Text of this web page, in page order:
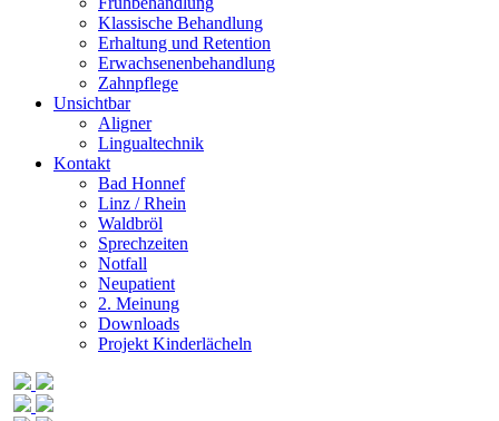
Klassische Behandlung
Erhaltung und Retention
Erwachsenenbehandlung
Zahnpflege
Unsichtbar
Aligner
Lingualtechnik
Kontakt
Bad Honnef
Linz / Rhein
Waldbröl
Sprechzeiten
Notfall
Neupatient
2. Meinung
Downloads
Projekt Kinderlächeln